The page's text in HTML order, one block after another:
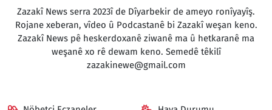
Zazakî News serra 2023î de Dîyarbekir de ameyo ronîyayîş.
Rojane xeberan, vîdeo û Podcastanê bi Zazakî weşan keno.
Zazakî News pê heskerdoxanê ziwanê ma û hetkaranê ma
weşanê xo rê dewam keno. Semedê têkilî
zazakinewe@gmail.com